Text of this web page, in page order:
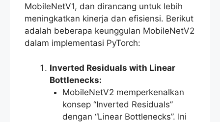
MobileNetV1, dan dirancang untuk lebih
meningkatkan kinerja dan efisiensi. Berikut
adalah beberapa keunggulan MobileNetV2
dalam implementasi PyTorch:
Inverted Residuals with Linear
Bottlenecks:
MobileNetV2 memperkenalkan
konsep “Inverted Residuals”
dengan “Linear Bottlenecks”. Ini